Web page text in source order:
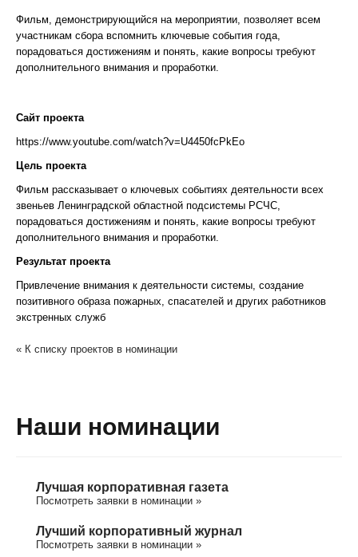
Фильм, демонстрирующийся на мероприятии, позволяет всем
участникам сбора вспомнить ключевые события года,
порадоваться достижениям и понять, какие вопросы требуют
дополнительного внимания и проработки.
Сайт проекта
https://www.youtube.com/watch?v=U4450fcPkEo
Цель проекта
Фильм рассказывает о ключевых событиях деятельности всех
звеньев Ленинградской областной подсистемы РСЧС,
порадоваться достижениям и понять, какие вопросы требуют
дополнительного внимания и проработки.
Результат проекта
Привлечение внимания к деятельности системы, создание
позитивного образа пожарных, спасателей и других работников
экстренных служб
« К списку проектов в номинации
Наши номинации
Лучшая корпоративная газета
Посмотреть заявки в номинации »
Лучший корпоративный журнал
Посмотреть заявки в номинации »